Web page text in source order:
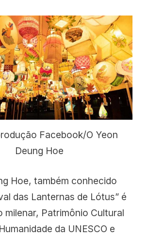
Facebook/O Yeon
Deung Hoe
Hoe, também conhecido
das Lanternas de Lótus” é
milenar, Patrimônio Cultural
da UNESCO e